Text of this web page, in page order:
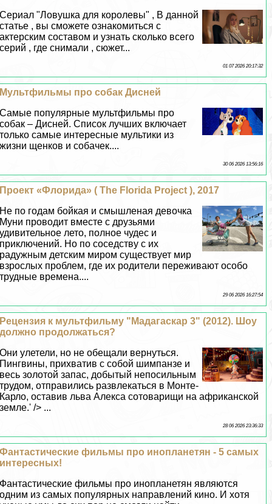
Сериал "Ловушка для королевы" , В данной
статье , вы сможете ознакомиться с
актерским составом и узнать сколько всего
серий , где снимали , сюжет...
01 07 2026 20:17:32
Мультфильмы про собак Дисней
Самые популярные мультфильмы про
собак – Дисней. Список лучших включает
только самые интересные мультики из
жизни щенков и собачек....
30 06 2026 13:56:16
Проект «Флорида» ( The Florida Project ), 2017
Не по годам бойкая и смышленая дeвoчка
Муни проводит вместе с друзьями
удивительное лето, полное чудес и
приключений. Но по соседству с их
радужным детским миром существует мир
взрослых проблем, где их родители переживают особо
трудные времена....
29 06 2026 16:27:54
Рецензия к мультфильму "Мадагаскар 3" (2012). Шоу
должно продолжаться?
Они улетели, но не обещали вернуться.
Пингвины, прихватив с собой шимпанзе и
весь золотой запас, добытый непосильным
трудом, отправились развлекаться в Монте-
Карло, оставив льва Алекса сотоварищи на африканской
земле.' /> ...
28 06 2026 23:36:33
Фантастические фильмы про инопланетян - 5 самых
интересных!
Фантастические фильмы про инопланетян являются
одним из самых популярных направлений кино. И хотя